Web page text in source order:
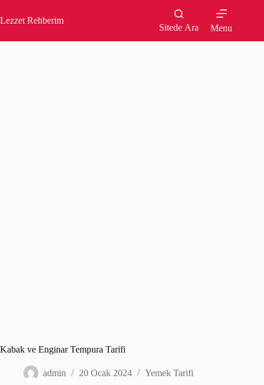
to
content
Lezzet Rehberim
Sitede Ara Menu
Kabak ve Enginar Tempura Tarifi
admin 20 Ocak 2024 Yemek Tarifi